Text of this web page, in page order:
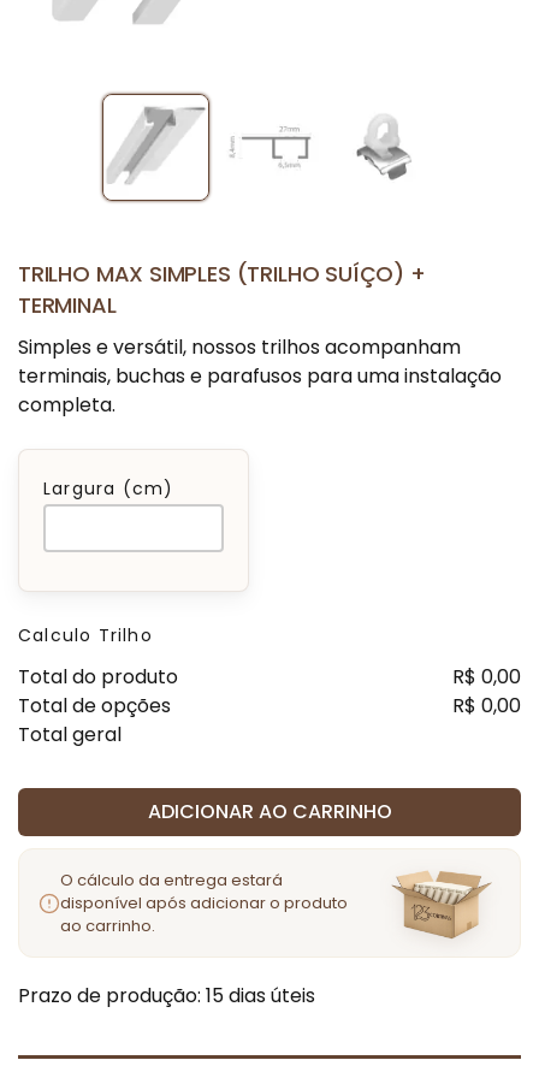
TRILHO MAX SIMPLES (TRILHO SUÍÇO) +
TERMINAL
Simples e versátil, nossos trilhos acompanham
terminais, buchas e parafusos para uma instalação
completa.
Largura (cm)
Calculo Trilho
Total do produto R$ 0,00
Total de opções
R$ 0,00
Total geral
ADICIONAR AO CARRINHO
O cálculo da entrega estará
disponível após adicionar o produto
ao carrinho.
Prazo de produção: 15 dias úteis